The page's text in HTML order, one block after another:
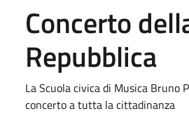
Concerto
Repubblica
La Scuola civica di Musica Bruno
concerto a tutta la cittadinanza